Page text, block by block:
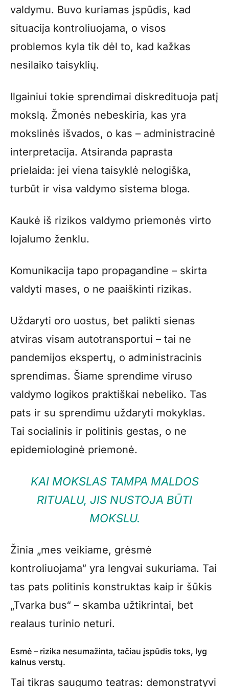
valdymu. Buvo kuriamas įspūdis, kad
situacija kontroliuojama, o visos
problemos kyla tik dėl to, kad kažkas
nesilaiko taisyklių.
Ilgainiui tokie sprendimai diskredituoja patį
mokslą. Žmonės nebeskiria, kas yra
mokslinės išvados, o kas – administracinė
interpretacija. Atsiranda paprasta
prielaida: jei viena taisyklė nelogiška,
turbūt ir visa valdymo sistema bloga.
Kaukė iš rizikos valdymo priemonės virto
lojalumo ženklu.
Komunikacija tapo propagandine – skirta
valdyti mases, o ne paaiškinti rizikas.
Uždaryti oro uostus, bet palikti sienas
atviras visam autotransportui – tai ne
pandemijos ekspertų, o administracinis
sprendimas. Šiame sprendime viruso
valdymo logikos praktiškai nebeliko. Tas
pats ir su sprendimu uždaryti mokyklas.
Tai socialinis ir politinis gestas, o ne
epidemiologinė priemonė.
KAI MOKSLAS TAMPA MALDOS
RITUALU, JIS NUSTOJA BŪTI
MOKSLU.
Žinia „mes veikiame, grėsmė
kontroliuojama“ yra lengvai sukuriama. Tai
tas pats politinis konstruktas kaip ir šūkis
„Tvarka bus“ – skamba užtikrintai, bet
realaus turinio neturi.
Esmė – rizika nesumažinta, tačiau įspūdis toks, lyg
kalnus verstų.
Tai tikras saugumo teatras: demonstratyvi